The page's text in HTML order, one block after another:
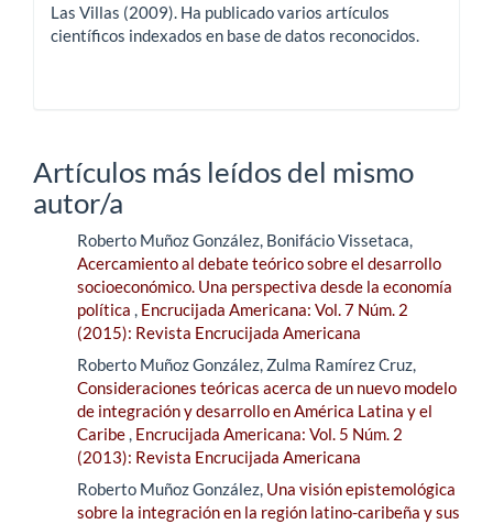
Las Villas (2009). Ha publicado varios artículos
científicos indexados en base de datos reconocidos.
Artículos más leídos del mismo
autor/a
Roberto Muñoz González, Bonifácio Vissetaca,
Acercamiento al debate teórico sobre el desarrollo
socioeconómico. Una perspectiva desde la economía
política , Encrucijada Americana: Vol. 7 Núm. 2
(2015): Revista Encrucijada Americana
Roberto Muñoz González, Zulma Ramírez Cruz,
Consideraciones teóricas acerca de un nuevo modelo
de integración y desarrollo en América Latina y el
Caribe, Encrucijada Americana: Vol. 5 Núm. 2
(2013): Revista Encrucijada Americana
Roberto Muñoz González, Una visión epistemológica
sobre la integración en la región latino-caribeña y sus